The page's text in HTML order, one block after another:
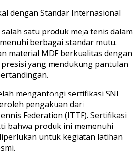
dengan Standar Internasional
satu produk meja tenis dalam
berbagai standar mutu.
material MDF berkualitas dengan
yang mendukung pantulan
mengantongi sertifikasi SNI
pengakuan dari
Federation (ITTF). Sertifikasi
bahwa produk ini memenuhi
untuk kegiatan latihan